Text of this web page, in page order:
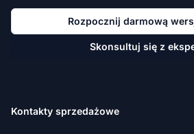
Rozpocznij darmową
Skonsultuj się z
Kontakty sprzedażowe